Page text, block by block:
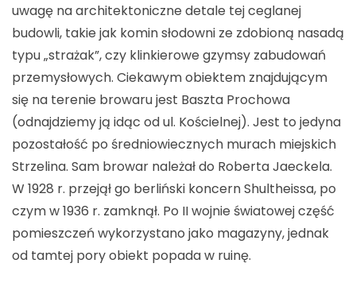
uwagę na architektoniczne detale tej ceglanej
budowli, takie jak komin słodowni ze zdobioną nasadą
typu „strażak”, czy klinkierowe gzymsy zabudowań
przemysłowych. Ciekawym obiektem znajdującym
się na terenie browaru jest Baszta Prochowa
(odnajdziemy ją idąc od ul. Kościelnej). Jest to jedyna
pozostałość po średniowiecznych murach miejskich
Strzelina. Sam browar należał do Roberta Jaeckela.
W 1928 r. przejął go berliński koncern Shultheissa, po
czym w 1936 r. zamknął. Po II wojnie światowej część
pomieszczeń wykorzystano jako magazyny, jednak
od tamtej pory obiekt popada w ruinę.